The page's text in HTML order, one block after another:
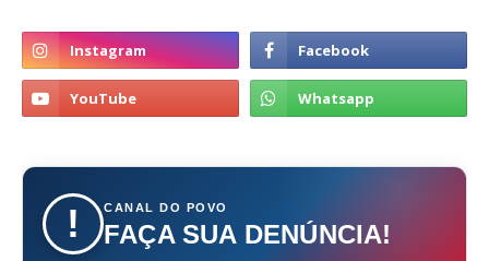
! CANAL DO POVO
FAÇA SUA DENÚNCIA!